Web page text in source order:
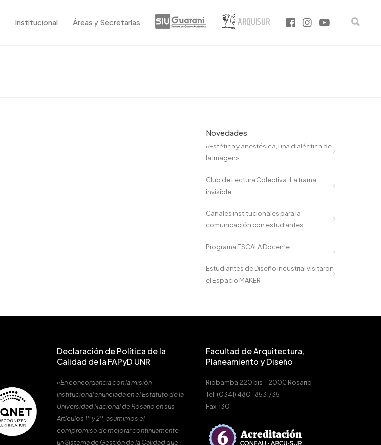
Institucional Áreas y Secretarías
Novedades
«Estética y anestésica, una dialéctica de
la imagen»
Club de Lectura Colectiva · La trama
invisible
Canales institucionales para la
comunicación con estudiantes
Programa ESCALA Docente
Estudiantes de Diseño Industrial visitaron
el Espacio MAKER
Declaración de Política de la
Calidad de la FAPyD UNR
«En concordancia con la misión
institucional enunciada en el Estatuto de la
Universidad Nacional de Rosario en sus
Artículos 1º y 2º, asumimos el
compromiso de mejorar continuamente
un Sistema de Gestión de la Calidad que
Facultad de Arquitectura,
Planeamiento y Diseño
Riobamba 220 bis – 2000 Rosario
Tel: (0341) 480-8531/35
Fax: 130